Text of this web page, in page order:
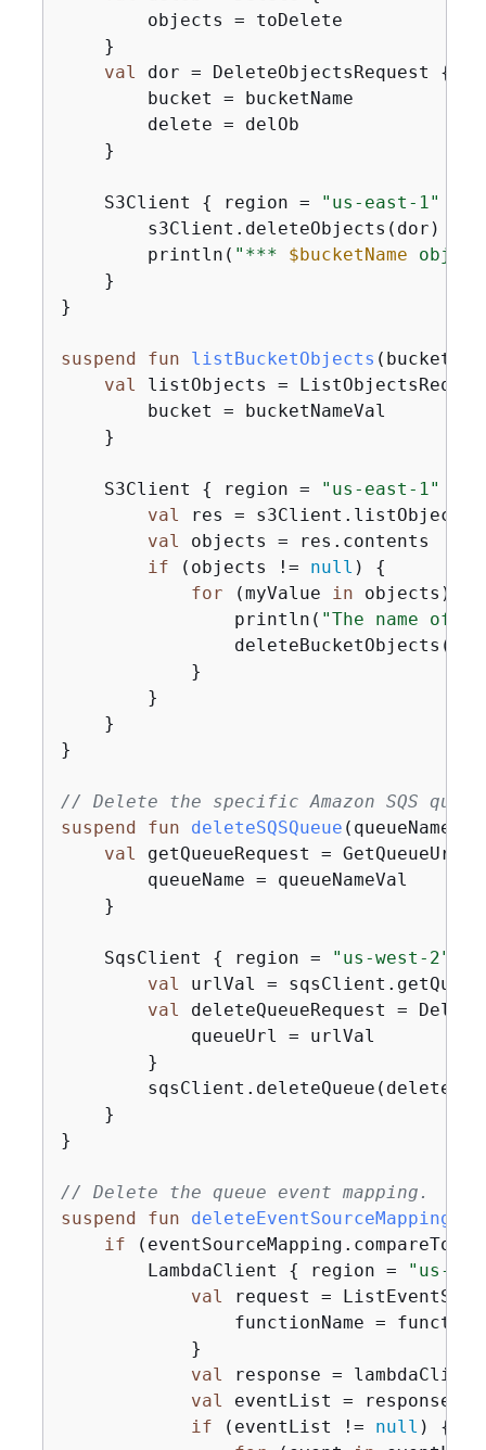
        objects = toDelete
    }
val
dor = DeleteObjectsRequest {
        bucket = bucketName
        delete = delOb
    }
    S3Client
{ region = "us-east-1"
        s3Client.deleteObjects(dor)
        println(
"*** $bucketName
    }
}
suspend fun listBucketObjects
val
listObjects =
        bucket = bucketNameVal
    }
    S3Client
{ region = "us-east-1"
val
res =
val
objects = res.contents
if (objects != null ) {
for (myValue in objects)
                println(
"The name of
            }
        }
    }
}
// Delete the specific Amazon SQS
suspend
fun deleteSQSQueue
val
getQueueRequest =
        queueName = queueNameVal
    }
    SqsClient
{ region = "us-west-2"
val
urlVal =
val
deleteQueueRequest =
            queueUrl = urlVal
        }
    }
}
// Delete the queue event mapping.
suspend
fun deleteEventSourceMapping
if (eventSourceMapping.compareTo(
        LambdaClient
{ region =
"us-
val
request =
functionName =
            }
val
response =
val
eventList =
if (eventList != null ) {